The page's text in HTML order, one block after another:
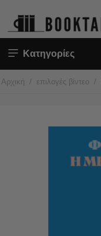
Κατηγορίες
Αρχική / επιλογές βίντεο /